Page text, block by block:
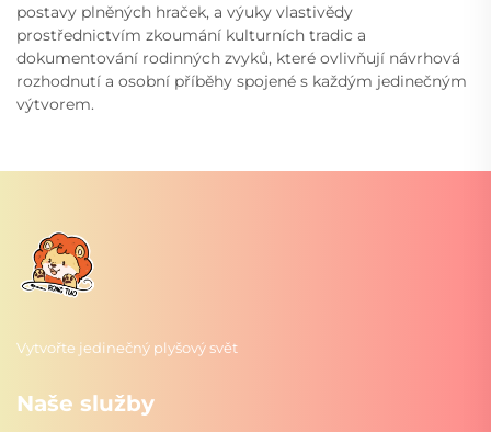
postavy plněných hraček, a výuky vlastivědy
prostřednictvím zkoumání kulturních tradic a
dokumentování rodinných zvyků, které ovlivňují návrhová
rozhodnutí a osobní příběhy spojené s každým jedinečným
výtvorem.
Vytvořte jedinečný plyšový svět
Naše služby